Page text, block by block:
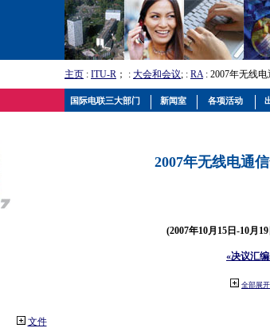
主页 : ITU-R ； : 大会和会议; : RA: 2007年无线
2007年无线电通
(2007年10月15日-10月
«决议汇
全部展开
文件
国际电联三大部门 新闻室 各项活动